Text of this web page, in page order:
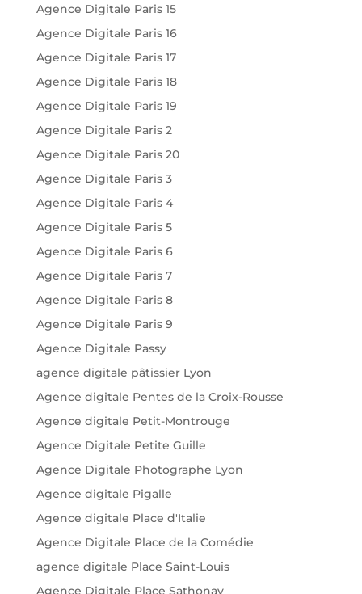
Agence Digitale Paris 15
Agence Digitale Paris 16
Agence Digitale Paris 17
Agence Digitale Paris 18
Agence Digitale Paris 19
Agence Digitale Paris 2
Agence Digitale Paris 20
Agence Digitale Paris 3
Agence Digitale Paris 4
Agence Digitale Paris 5
Agence Digitale Paris 6
Agence Digitale Paris 7
Agence Digitale Paris 8
Agence Digitale Paris 9
Agence Digitale Passy
agence digitale pâtissier Lyon
Agence digitale Pentes de la Croix-Rousse
Agence digitale Petit-Montrouge
Agence Digitale Petite Guille
Agence Digitale Photographe Lyon
Agence digitale Pigalle
Agence digitale Place d'Italie
Agence Digitale Place de la Comédie
agence digitale Place Saint-Louis
Agence Digitale Place Sathonay